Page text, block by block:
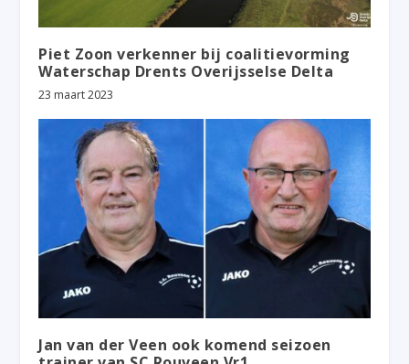
Piet Zoon verkenner bij coalitievorming
Waterschap Drents Overijsselse Delta
23 maart 2023
Jan van der Veen ook komend seizoen